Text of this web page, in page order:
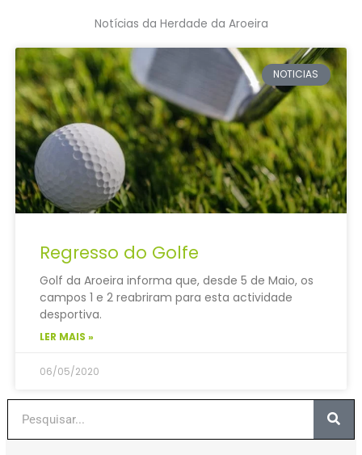
b
o
o
Notícias da Herdade da Aroeira
NOTICIAS
Regresso do Golfe
Golf da Aroeira informa que, desde 5 de Maio, os
campos 1 e 2 reabriram para esta actividade
desportiva.
LER MAIS »
06/05/2020